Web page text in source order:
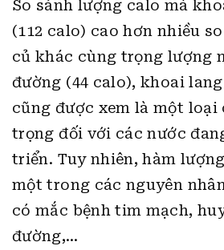
So sánh lượng calo mà
(112 calo) cao hơn nhiều
củ khác cùng trọng lượng
đường (44 calo), khoai
cũng được xem là một loại
trọng đối với các nước
triển. Tuy nhiên, hàm
một trong các nguyên
có mắc bệnh tim mạch,
đường,…